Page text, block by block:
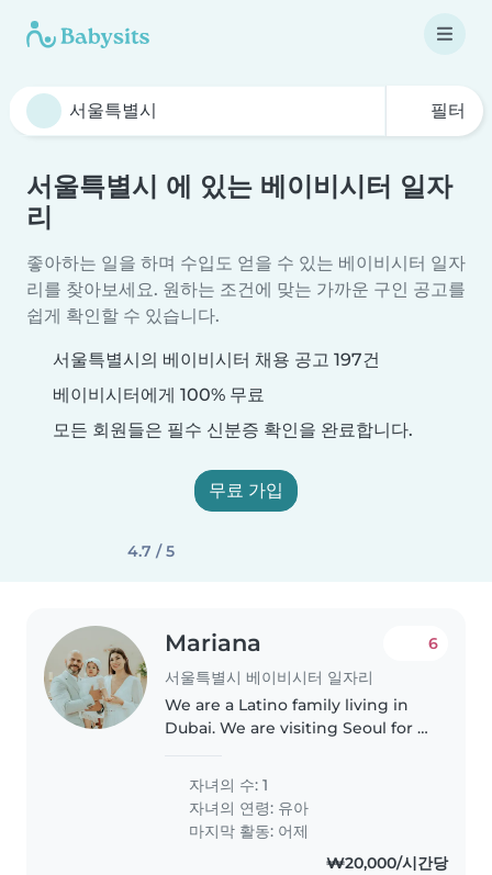
필터
서울특별시 에 있는 베이비시터 일자
리
좋아하는 일을 하며 수입도 얻을 수 있는 베이비시터 일자
리를 찾아보세요. 원하는 조건에 맞는 가까운 구인 공고를
쉽게 확인할 수 있습니다.
서울특별시의 베이비시터 채용 공고 197건
베이비시터에게 100% 무료
모든 회원들은 필수 신분증 확인을 완료합니다.
무료 가입
4.7 / 5
Mariana
서울특별시 베이비시터 일자리
6
We are a Latino family living in
Dubai. We are visiting Seoul for a
and we would like some help
looking after our daughter, who
is 20 months old. We..
자녀의 수: 1
자녀의 연령: 유아
마지막 활동: 어제
₩20,000/시간당